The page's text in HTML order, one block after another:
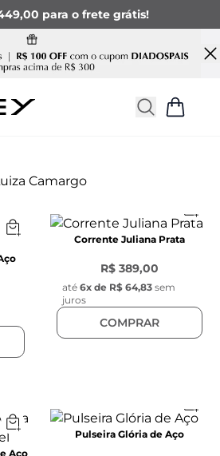
para o frete grátis!
Camargo
Corrente Juliana Prata
R$ 389,00
até 6x de R$ 64,83 sem
juros
COMPRAR
Aço
Pulseira Glória de Aço